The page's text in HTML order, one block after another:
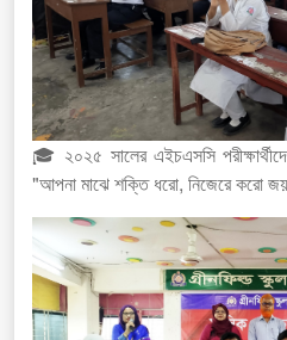
🎓 ২০২৫ সালের এইচএসসি
"আপনা মাঝে শক্তি ধরো, নিজেরে করো